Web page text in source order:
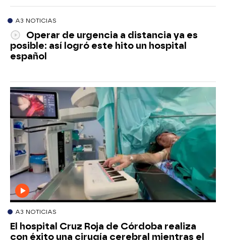
A3 NOTICIAS
Operar de urgencia a distancia ya es
posible: así logró este hito un hospital
español
A3 NOTICIAS
El hospital Cruz Roja de Córdoba realiza
con éxito una cirugía cerebral mientras el